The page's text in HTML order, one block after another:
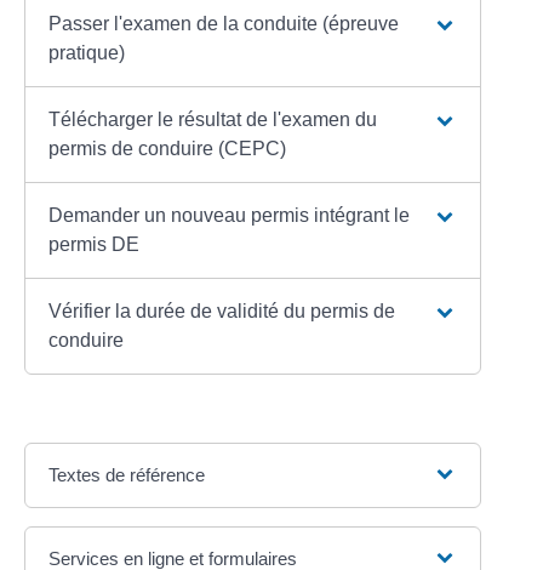
Passer l'examen de la conduite (épreuve
pratique)
Télécharger le résultat de l'examen du
permis de conduire (CEPC)
Demander un nouveau permis intégrant le
permis DE
Vérifier la durée de validité du permis de
conduire
Textes de référence
Services en ligne et formulaires